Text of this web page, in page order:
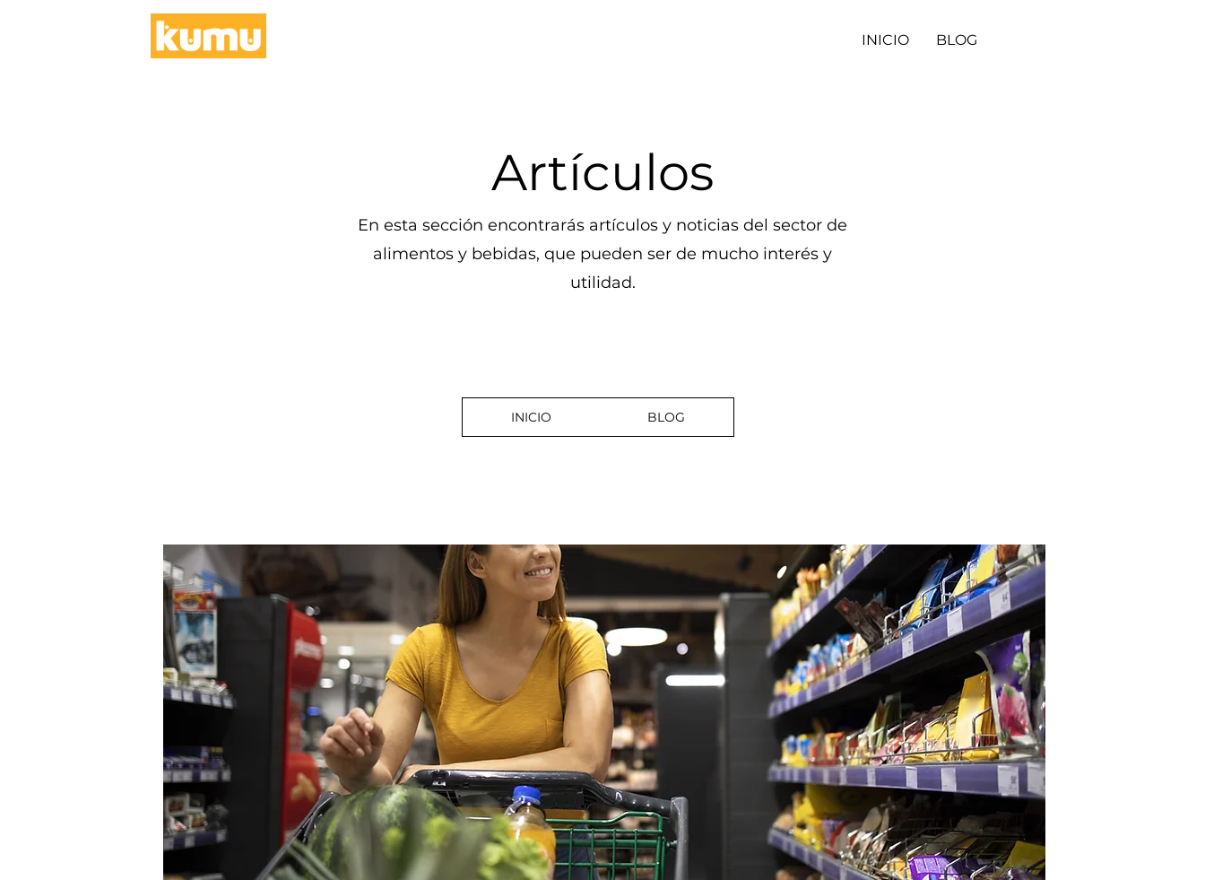
INICIO BLOG
Artículos
En esta sección encontrarás artículos y noticias del sector de
alimentos y bebidas, que pueden ser de mucho interés y
utilidad.
INICIO BLOG